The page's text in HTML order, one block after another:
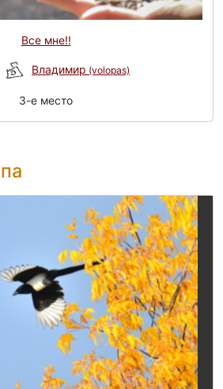
Все мне!!
Владимир (volopas)
3-e место